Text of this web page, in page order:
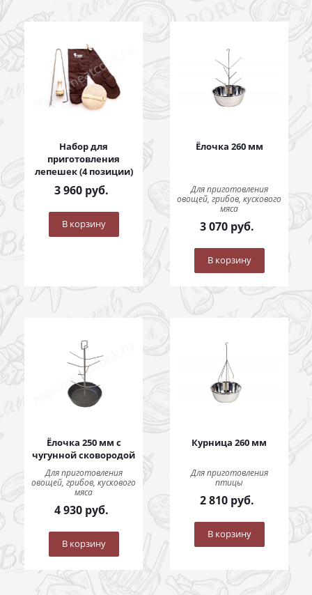
Набор для
приготовления
лепешек (4 позиции)
3 960руб.
В корзину
Ёлочка 260 мм
Для приготовления
овощей, грибов, кускового
мяса
3 070руб.
В корзину
Ёлочка 250 мм с
чугунной сковородой
Для приготовления
овощей, грибов, кускового
мяса
4 930руб.
В корзину
Курница 260 мм
Для приготовления
птицы
2 810руб.
В корзину